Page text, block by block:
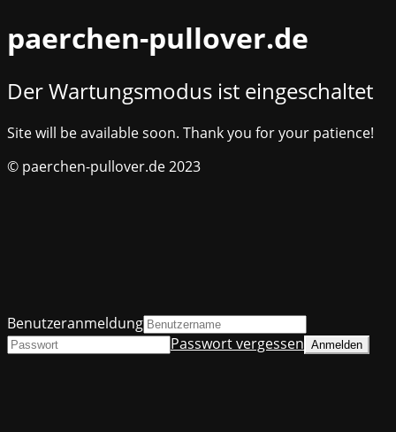
paerchen-pullover.de
Der Wartungsmodus ist eingeschaltet
Site will be available soon. Thank you for your patience!
© paerchen-pullover.de 2023
Benutzeranmeldung
Passwort vergessen